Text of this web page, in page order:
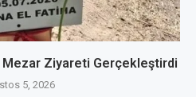
Mezar Ziyareti Gerçekleştirdi
5, 2026